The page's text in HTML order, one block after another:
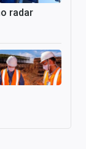
radar